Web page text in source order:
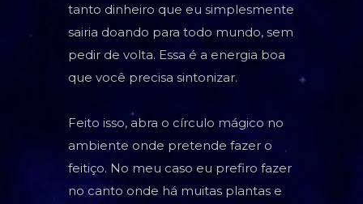
tanto dinheiro que eu simplesmente
sairia doando para todo mundo, sem
pedir de volta. Essa é a energia boa
que você precisa sintonizar.
Feito isso, abra o círculo mágico no
ambiente onde pretende fazer o
feitiço. No meu caso eu prefiro fazer
no canto onde há muitas plantas e